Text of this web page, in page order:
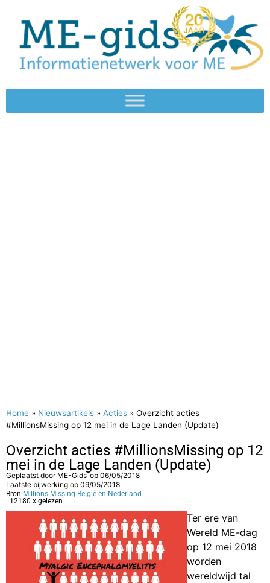
Home » Nieuwsartikels » Acties » Overzicht acties
#MillionsMissing op 12 mei in de Lage Landen (Update)
Overzicht acties #MillionsMissing op 12
mei in de Lage Landen (Update)
Geplaatst door ME-Gids op 06/05/2018
Laatste bijwerking op 09/05/2018
Bron: Millions Missing België en Nederland
| 12180 x gelezen
Ter ere van
Wereld ME-dag
op 12 mei 2018
worden
wereldwijd tal